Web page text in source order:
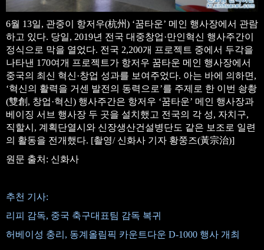
6월 13일, 관중이 항저우(杭州) ‘꿈타운’ 메인 행사장에서 관람
하고 있다. 당일, 2019년 전국 대중창업·만인혁신 행사주간이
정식으로 막을 열었다. 전국 2,200개 프로젝트 중에서 두각을
나타낸 170여개 프로젝트가 항저우 꿈타운 메인 행사장에서
중국의 최신 혁신·창업 성과를 보여주었다. 아는 바에 의하면,
‘혁신의 활력을 거센 발전의 동력으로’를 주제로 한 이번 솽촹
(雙創, 창업·혁신) 행사주간은 항저우 ‘꿈타운’ 메인 행사장과
베이징 서브 행사장 두 곳을 설치했고 전국의 각 성, 자치구,
직할시, 계획단열시와 신장생산건설병단도 같은 보조로 일련
의 활동을 전개했다. [촬영/ 신화사 기자 황쭝즈(黃宗治)]
원문 출처: 신화사
추천 기사:
리피 감독, 중국 축구대표팀 감독 복귀
허베이성 충리, 동계올림픽 카운트다운 D-1000 행사 개최